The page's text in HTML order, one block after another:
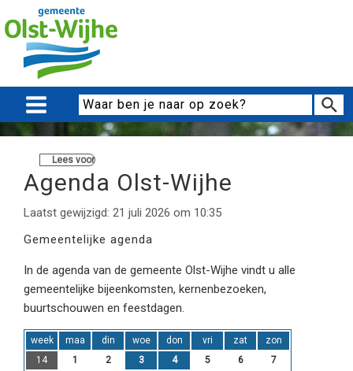
Lees voor
Agenda Olst-Wijhe
Laatst gewijzigd: 21 juli 2026 om 10:35
Gemeentelijke agenda
In de agenda van de gemeente Olst-Wijhe vindt u alle
gemeentelijke bijeenkomsten, kernenbezoeken,
buurtschouwen en feestdagen.
week maa din woe don vri zat
zon
14
1 2 3 4 5 6
7